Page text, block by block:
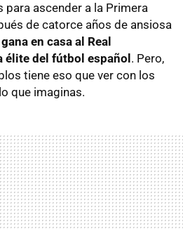
ascender a la Primera
de catorce años de ansiosa
en casa al Real
élite del fútbol español . Pero,
tiene eso que ver con los
que imaginas.